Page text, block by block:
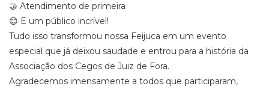
🤝 Atendimento de primeira
😊 E um público incrível!
Tudo isso transformou nossa Feijuca em um evento
especial que já deixou saudade e entrou para a história da
Associação dos Cegos de Juiz de Fora.
Agradecemos imensamente a todos que participaram,